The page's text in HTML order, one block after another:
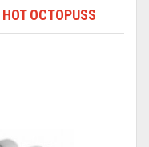
HOT OCTOPUSS